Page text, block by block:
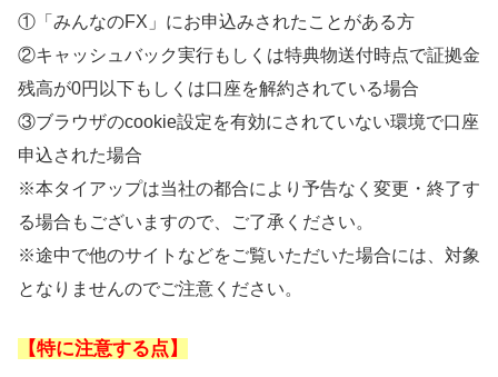
①「みんなのFX」にお申込みされたことがある方
②キャッシュバック実行もしくは特典物送付時点で証拠金
残高が0円以下もしくは口座を解約されている場合
③ブラウザのcookie設定を有効にされていない環境で口座
申込された場合
※本タイアップは当社の都合により予告なく変更・終了す
る場合もございますので、ご了承ください。
※途中で他のサイトなどをご覧いただいた場合には、対象
となりませんのでご注意ください。
【特に注意する点】